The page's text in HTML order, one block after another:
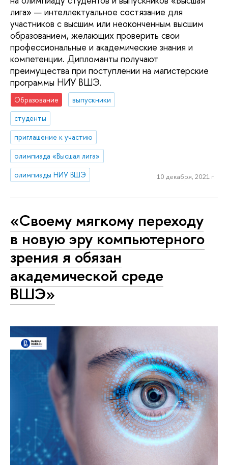
лига» — интеллектуальное состязание для
участников с высшим или неоконченным высшим
образованием, желающих проверить свои
профессиональные и академические знания и
компетенции. Дипломанты получают
преимущества при поступлении на магистерские
программы НИУ ВШЭ.
Образование
выпускники
студенты
приглашение к участию
олимпиада «Высшая лига»
олимпиады НИУ ВШЭ
10 декабря, 2021 г.
«Своему мягкому переходу
в новую эру компьютерного
зрения я обязан
академической среде
ВШЭ»